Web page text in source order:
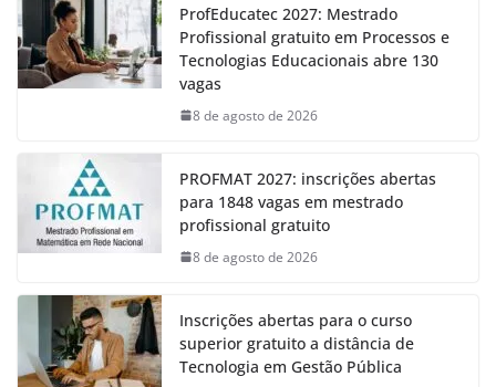
ProfEducatec 2027: Mestrado
Profissional gratuito em Processos e
Tecnologias Educacionais abre 130
vagas
8 de agosto de 2026
PROFMAT 2027: inscrições abertas
para 1848 vagas em mestrado
profissional gratuito
8 de agosto de 2026
Inscrições abertas para o curso
superior gratuito a distância de
Tecnologia em Gestão Pública